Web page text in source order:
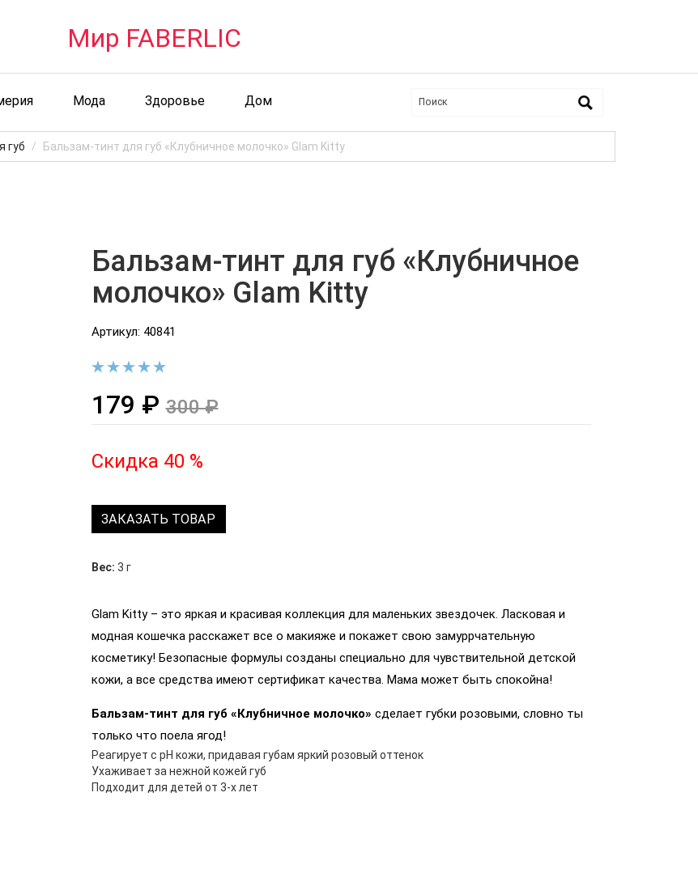
Мир FABERLIC
Мода Здоровье Дом
губ Бальзам-тинт для губ «Клубничное молочко» Glam Kitty
Бальзам-тинт для губ «Клубничное
молочко» Glam Kitty
Артикул: 40841
179 ₽300 ₽
Скидка 40 %
ЗАКАЗАТЬ ТОВАР
Вес: 3 г
Glam Kitty – это яркая и красивая коллекция для маленьких звездочек. Ласковая и
модная кошечка расскажет все о макияже и покажет свою замуррчательную
косметику! Безопасные формулы созданы специально для чувствительной детской
кожи, а все средства имеют сертификат качества. Мама может быть спокойна!
Бальзам-тинт для губ «Клубничное молочко» сделает губки розовыми, словно ты
только что поела ягод!
Реагирует с pH кожи, придавая губам яркий розовый оттенок
Ухаживает за нежной кожей губ
Подходит для детей от 3-х лет